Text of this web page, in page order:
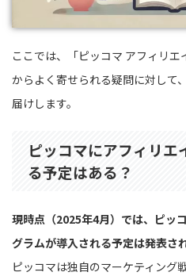
ここでは、「ピッコマ アフィリ
からよく寄せられる疑問に対して
届けします。
ピッコマにアフィリ
る予定はある？
現時点（2025年4月）では、ピッ
グラムが導入される予定は発表さ
ピッコマは独自のマーケティング